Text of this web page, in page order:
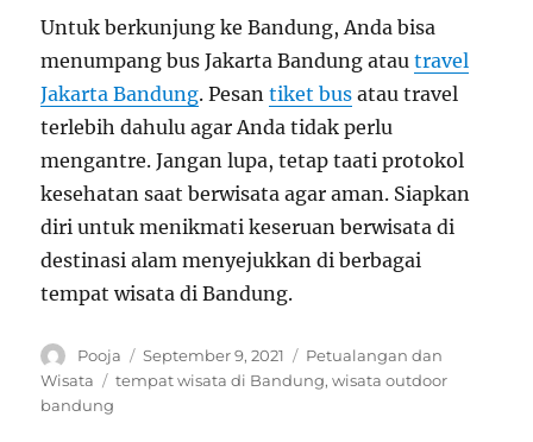
Untuk berkunjung ke Bandung, Anda bisa
menumpang bus Jakarta Bandung atautravel
Jakarta Bandung. Pesantiket bus atau travel
terlebih dahulu agar Anda tidak perlu
mengantre. Jangan lupa, tetap taati protokol
kesehatan saat berwisata agar aman. Siapkan
diri untuk menikmati keseruan berwisata di
destinasi alam menyejukkan di berbagai
tempat wisata di Bandung.
Author
Pooja
Posted
on
September 9, 2021 Categories
Petualangan dan
Wisata
Tags
tempat wisata di Bandung,wisata outdoor
bandung